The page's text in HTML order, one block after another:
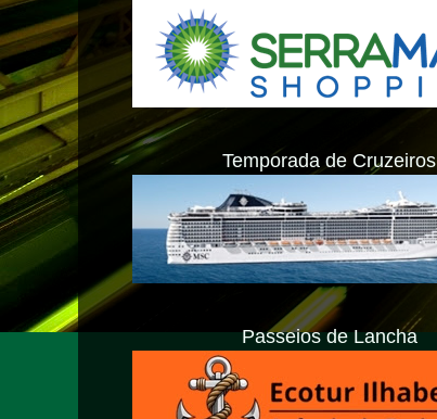
Temporada de Cruzeiros
Passeios de Lancha